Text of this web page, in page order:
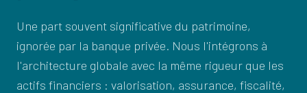
Une part souvent significative du patrimoine,
ignorée par la banque privée. Nous l'intégrons à
l'architecture globale avec la même rigueur que les
actifs financiers : valorisation, assurance, fiscalité,